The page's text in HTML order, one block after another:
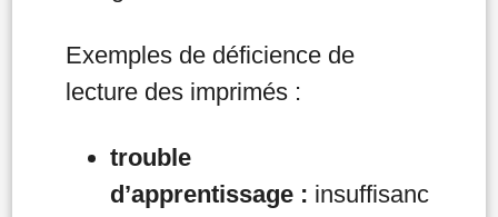
Exemples de déficience de
lecture des imprimés :
trouble
d’apprentissage : insuffisanc